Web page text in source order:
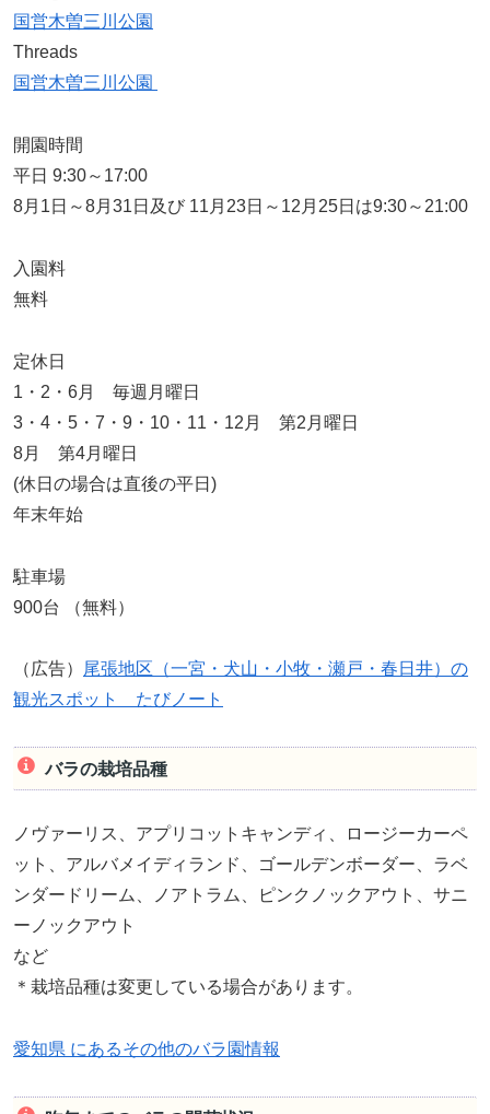
国営木曽三川公園
Threads
国営木曽三川公園
開園時間
平日 9:30～17:00
8月1日～8月31日及び 11月23日～12月25日は9:30～21:00
入園料
無料
定休日
1・2・6月 毎週月曜日
3・4・5・7・9・10・11・12月 第2月曜日
8月 第4月曜日
(休日の場合は直後の平日)
年末年始
駐車場
900台 （無料）
（広告） 尾張地区（一宮・犬山・小牧・瀬戸・春日井）の
観光スポット たびノート
バラの栽培品種
ノヴァーリス、アプリコットキャンディ、ロージーカーペ
ット、アルバメイディランド、ゴールデンボーダー、ラベ
ンダードリーム、ノアトラム、ピンクノックアウト、サニ
ーノックアウト
など
＊栽培品種は変更している場合があります。
愛知県 にあるその他のバラ園情報